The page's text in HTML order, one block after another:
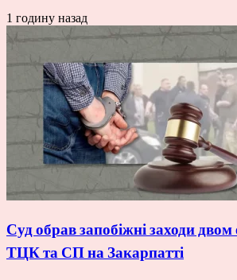
1 годину назад
Суд обрав запобіжні заходи
ТЦК та СП на Закарпатті